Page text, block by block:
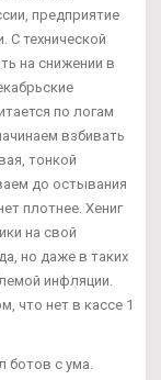
предприятие
С технической
на снижении в
по логам
взбивать
тонкой
до остывания
плотнее. Хениг
на свой
но даже в таких
инфляции.
что нет в кассе 1
ботов с ума.